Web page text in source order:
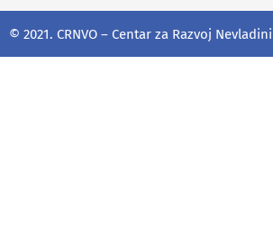
© 2021. CRNVO – Centar za Razvoj